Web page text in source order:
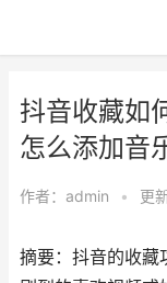
抖音收藏如
怎么添加音
作者： admin • 更
摘要：抖音的收藏